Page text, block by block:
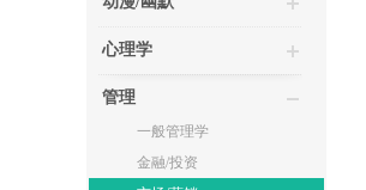
心理学
管理
一般管理学
金融/投资